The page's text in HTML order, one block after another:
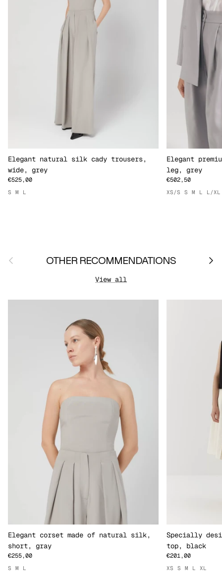
Elegant natural silk cady trousers,
wide, grey
€525,00
S M L
Elegant
leg, grey
€502,50
XS/S S M L L/XL
Previous OTHER RECOMMENDATIONS
View all
Elegant corset made of natural silk,
short, gray
€255,00
S M L
Specially
top, black
€201,00
XS S M L XL